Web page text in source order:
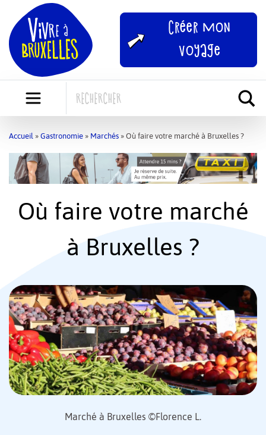
content
Créer mon
voyage
Accueil » Gastronomie » Marchés » Où faire votre marché à Bruxelles ?
Où faire votre marché
à Bruxelles ?
Marché à Bruxelles ©Florence L.